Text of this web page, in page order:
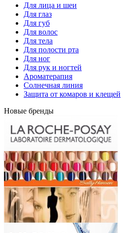
Для лица и шеи
Для глаз
Для губ
Для волос
Для тела
Для полости рта
Для ног
Для рук и ногтей
Ароматерапия
Солнечная линия
Защита от комаров и клещей
Новые бренды